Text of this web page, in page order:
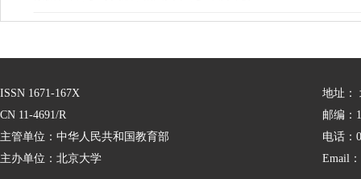
ISSN 1671-167X
CN 11-4691/R
主管单位：中华人民共和国教育部
主办单位：北京大学
地址：
邮编：
电话：
Email